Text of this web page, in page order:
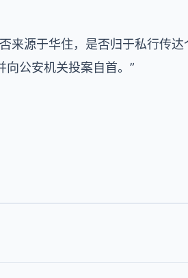
来源于华住，是否归于私行传
公安机关投案自首。”